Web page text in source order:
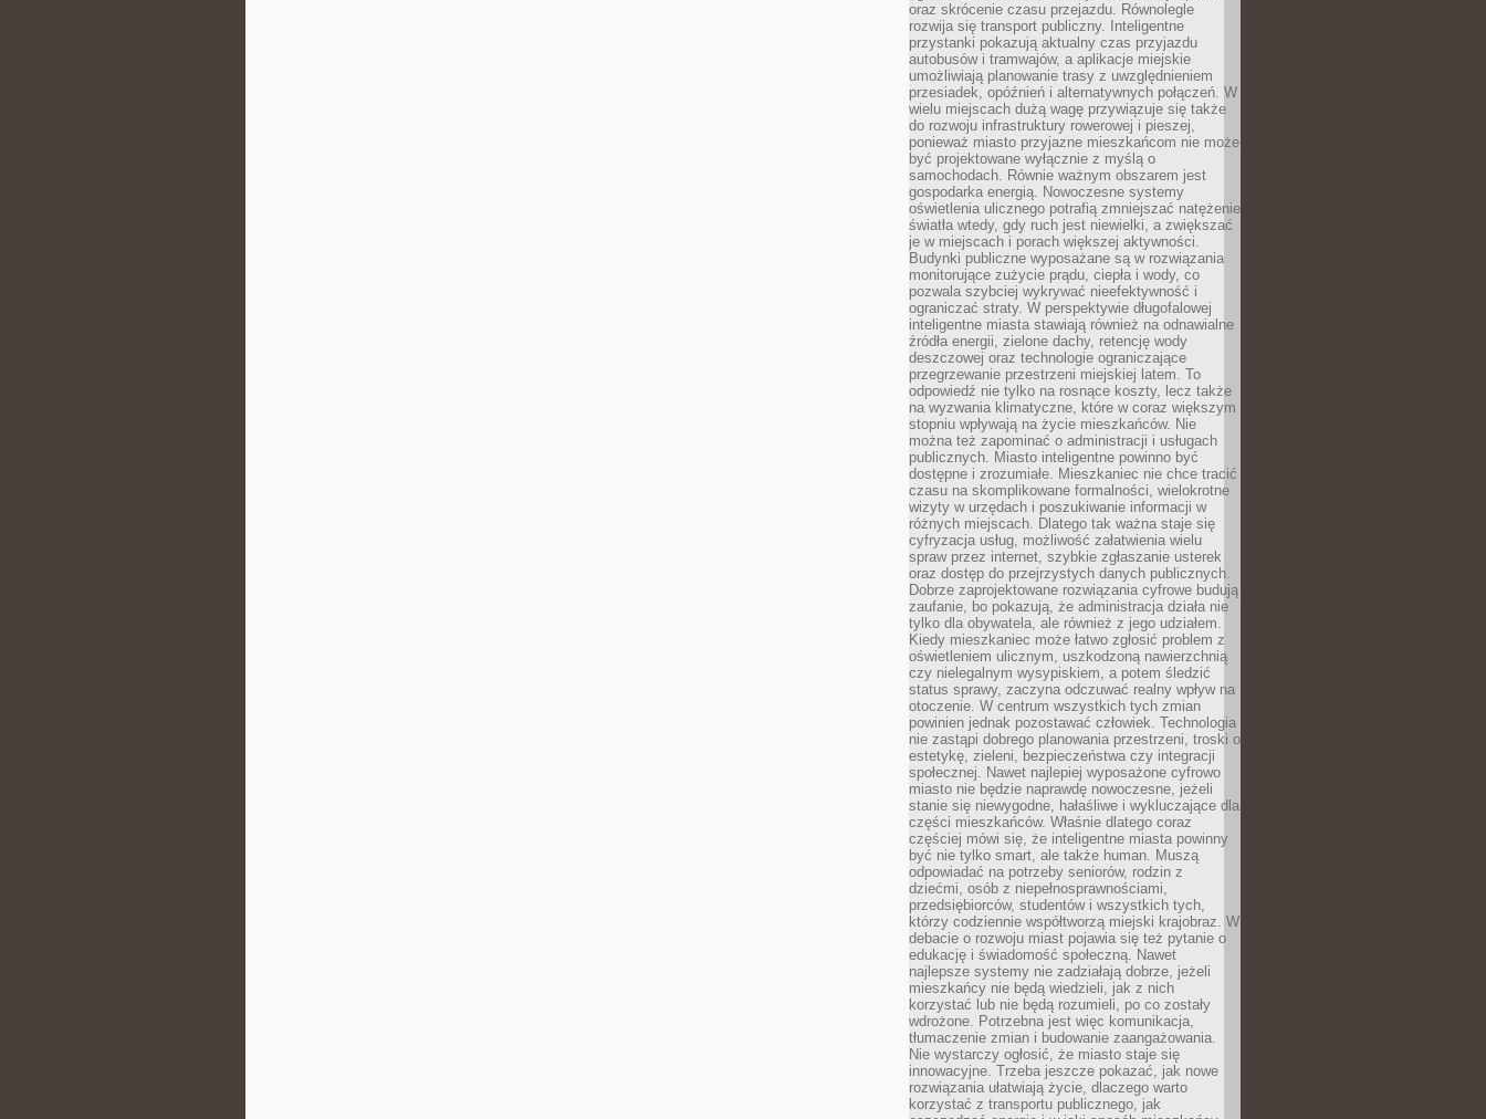
oraz skrócenie czasu przejazdu. Równolegle
rozwija się transport publiczny. Inteligentne
przystanki pokazują aktualny czas przyjazdu
autobusów i tramwajów, a aplikacje miejskie
umożliwiają planowanie trasy z uwzględnieniem
przesiadek, opóźnień i alternatywnych połączeń. W
wielu miejscach dużą wagę przywiązuje się także
do rozwoju infrastruktury rowerowej i pieszej,
ponieważ miasto przyjazne mieszkańcom nie może
być projektowane wyłącznie z myślą o
samochodach. Równie ważnym obszarem jest
gospodarka energią. Nowoczesne systemy
oświetlenia ulicznego potrafią zmniejszać natężenie
światła wtedy, gdy ruch jest niewielki, a zwiększać
je w miejscach i porach większej aktywności.
Budynki publiczne wyposażane są w rozwiązania
monitorujące zużycie prądu, ciepła i wody, co
pozwala szybciej wykrywać nieefektywność i
ograniczać straty. W perspektywie długofalowej
inteligentne miasta stawiają również na odnawialne
źródła energii, zielone dachy, retencję wody
deszczowej oraz technologie ograniczające
przegrzewanie przestrzeni miejskiej latem. To
odpowiedź nie tylko na rosnące koszty, lecz także
na wyzwania klimatyczne, które w coraz większym
stopniu wpływają na życie mieszkańców. Nie
można też zapominać o administracji i usługach
publicznych. Miasto inteligentne powinno być
dostępne i zrozumiałe. Mieszkaniec nie chce tracić
czasu na skomplikowane formalności, wielokrotne
wizyty w urzędach i poszukiwanie informacji w
różnych miejscach. Dlatego tak ważna staje się
cyfryzacja usług, możliwość załatwienia wielu
spraw przez internet, szybkie zgłaszanie usterek
oraz dostęp do przejrzystych danych publicznych.
Dobrze zaprojektowane rozwiązania cyfrowe budują
zaufanie, bo pokazują, że administracja działa nie
tylko dla obywatela, ale również z jego udziałem.
Kiedy mieszkaniec może łatwo zgłosić problem z
oświetleniem ulicznym, uszkodzoną nawierzchnią
czy nielegalnym wysypiskiem, a potem śledzić
status sprawy, zaczyna odczuwać realny wpływ na
otoczenie. W centrum wszystkich tych zmian
powinien jednak pozostawać człowiek. Technologia
nie zastąpi dobrego planowania przestrzeni, troski o
estetykę, zieleni, bezpieczeństwa czy integracji
społecznej. Nawet najlepiej wyposażone cyfrowo
miasto nie będzie naprawdę nowoczesne, jeżeli
stanie się niewygodne, hałaśliwe i wykluczające dla
części mieszkańców. Właśnie dlatego coraz
częściej mówi się, że inteligentne miasta powinny
być nie tylko smart, ale także human. Muszą
odpowiadać na potrzeby seniorów, rodzin z
dziećmi, osób z niepełnosprawnościami,
przedsiębiorców, studentów i wszystkich tych,
którzy codziennie współtworzą miejski krajobraz. W
debacie o rozwoju miast pojawia się też pytanie o
edukację i świadomość społeczną. Nawet
najlepsze systemy nie zadziałają dobrze, jeżeli
mieszkańcy nie będą wiedzieli, jak z nich
korzystać lub nie będą rozumieli, po co zostały
wdrożone. Potrzebna jest więc komunikacja,
tłumaczenie zmian i budowanie zaangażowania.
Nie wystarczy ogłosić, że miasto staje się
innowacyjne. Trzeba jeszcze pokazać, jak nowe
rozwiązania ułatwiają życie, dlaczego warto
korzystać z transportu publicznego, jak